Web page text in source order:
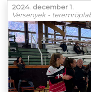
2024. december 1.
Versenyek -